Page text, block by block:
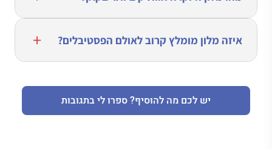
איזה מלון מומלץ קרוב לאולם הפסטיבלים?
יש לכם מה להוסיף? ספרו לי בתגובות